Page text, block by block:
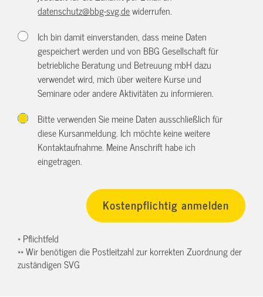
datenschutz@bbg-svg.dewiderrufen.
Ich bin damit einverstanden, dass meine Daten
gespeichert werden und von BBG Gesellschaft für
betriebliche Beratung und Betreuung mbH dazu
verwendet wird, mich über weitere Kurse und
Seminare oder andere Aktivitäten zu informieren.
Bitte verwenden Sie meine Daten ausschließlich für
diese Kursanmeldung. Ich möchte keine weitere
Kontaktaufnahme. Meine Anschrift habe ich
eingetragen.
* Pflichtfeld
** Wir benötigen die Postleitzahl zur korrekten Zuordnung der
zuständigen SVG